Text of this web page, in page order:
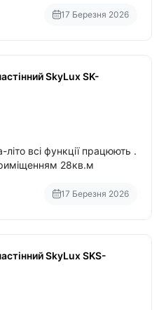
17 Березня 2026
SkyLux SK-
всі функції працюють .
з приміщенням 28кв.м
17 Березня 2026
SkyLux SKS-